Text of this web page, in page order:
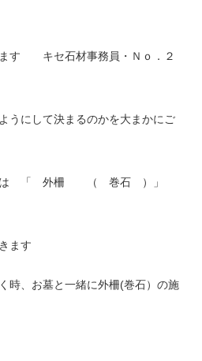
ます キセ石材事務員・Ｎｏ．２
うにして決まるのかを大まかにご
回は 「 外柵 （ 巻石 ）」
ます
時、お墓と一緒に外柵(巻石）の施